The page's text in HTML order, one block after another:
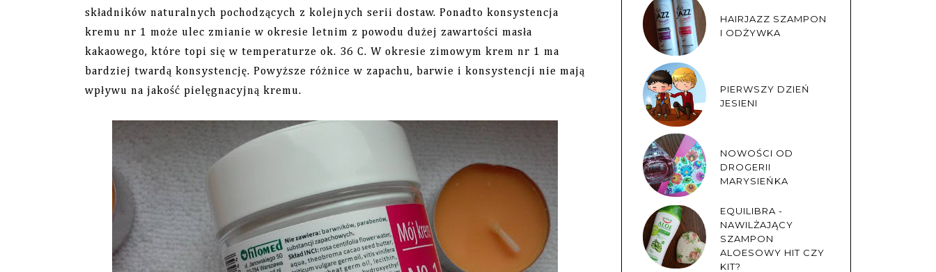
składników naturalnych pochodzących z kolejnych serii dostaw. Ponadto konsystencja
kremu nr 1 może ulec zmianie w okresie letnim z powodu dużej zawartości masła
kakaowego, które topi się w temperaturze ok. 36 C. W okresie zimowym krem nr 1 ma
bardziej twardą konsystencję. Powyższe różnice w zapachu, barwie i konsystencji nie mają
wpływu na jakość pielęgnacyjną kremu.
HAIRJAZZ SZAMPON
I ODŻYWKA
PIERWSZY DZIEŃ
JESIENI
NOWOŚCI OD
DROGERII
MARYSIEŃKA
EQUILIBRA -
NAWILŻAJĄCY
SZAMPON
ALOESOWY HIT CZY
KIT?